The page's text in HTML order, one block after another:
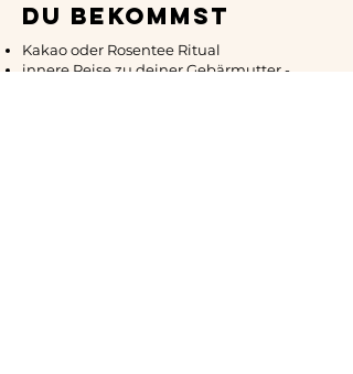
Du bekommst
Kakao oder Rosentee Ritual
innere Reise zu deiner Gebärmutter -